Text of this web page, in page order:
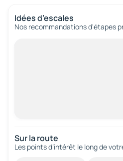
Idées d’escales
Nos recommandations d'étapes
Sur la route
Les points d’intérêt le long de